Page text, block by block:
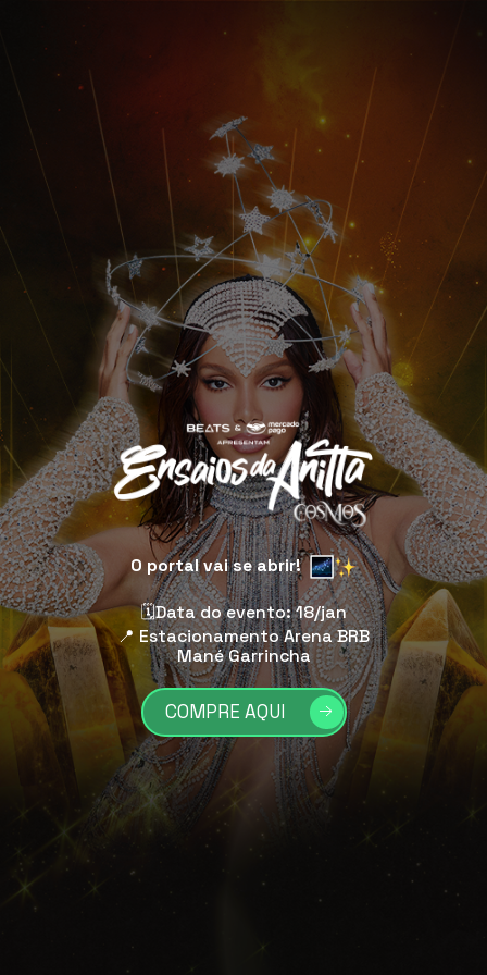
O portal vai se abrir!
🗓️Data do evento:18/jan
📍 Estacionamento Arena BRB
Mané Garrincha
COMPRE AQUI